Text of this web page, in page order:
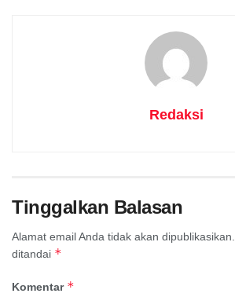
Redaksi
Tinggalkan Balasan
Alamat email Anda tidak akan dipublikasikan.
ditandai *
Komentar *